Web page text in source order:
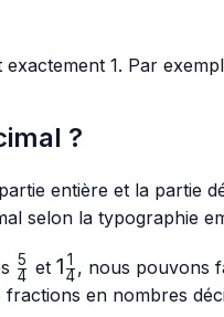
1. Par
?
entière et la partie
selon la typographie
\frac{5}
{4}
4
5 et 1\frac{1}
{4}
14
1 , nous pouvons
en nombres